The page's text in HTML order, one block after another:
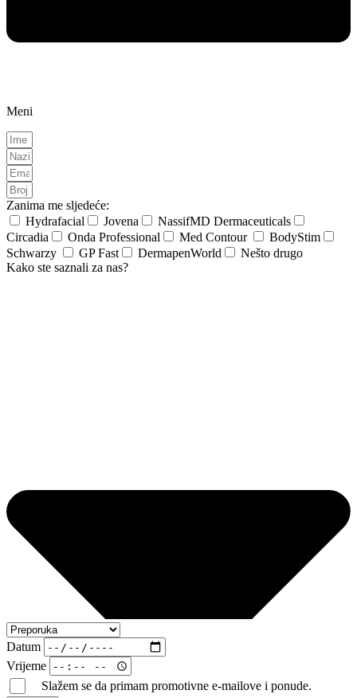
Meni
Zanima me sljedeće:
Hydrafacial
Jovena
NassifMD Dermaceuticals
Circadia
Onda Professional Med Contour
BodyStim
Schwarzy
GP Fast DermapenWorld
Nešto drugo
Kako ste saznali za nas?
Datum
Vrijeme
Slažem se da primam promotivne e-mailove i ponude.